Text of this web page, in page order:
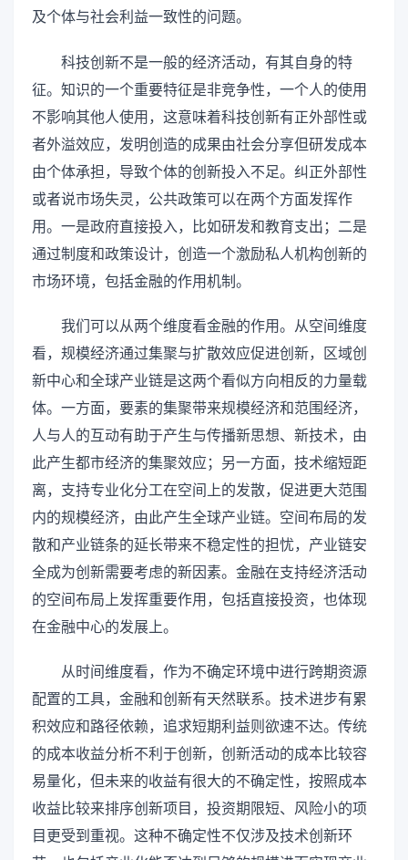
及个体与社会利益一致性的问题。
科技创新不是一般的经济活动，有其自身的特
征。知识的一个重要特征是非竞争性，一个人的使用
不影响其他人使用，这意味着科技创新有正外部性或
者外溢效应，发明创造的成果由社会分享但研发成本
由个体承担，导致个体的创新投入不足。纠正外部性
或者说市场失灵，公共政策可以在两个方面发挥作
用。一是政府直接投入，比如研发和教育支出；二是
通过制度和政策设计，创造一个激励私人机构创新的
市场环境，包括金融的作用机制。
我们可以从两个维度看金融的作用。从空间维度
看，规模经济通过集聚与扩散效应促进创新，区域创
新中心和全球产业链是这两个看似方向相反的力量载
体。一方面，要素的集聚带来规模经济和范围经济，
人与人的互动有助于产生与传播新思想、新技术，由
此产生都市经济的集聚效应；另一方面，技术缩短距
离，支持专业化分工在空间上的发散，促进更大范围
内的规模经济，由此产生全球产业链。空间布局的发
散和产业链条的延长带来不稳定性的担忧，产业链安
全成为创新需要考虑的新因素。金融在支持经济活动
的空间布局上发挥重要作用，包括直接投资，也体现
在金融中心的发展上。
从时间维度看，作为不确定环境中进行跨期资源
配置的工具，金融和创新有天然联系。技术进步有累
积效应和路径依赖，追求短期利益则欲速不达。传统
的成本收益分析不利于创新，创新活动的成本比较容
易量化，但未来的收益有很大的不确定性，按照成本
收益比较来排序创新项目，投资期限短、风险小的项
目更受到重视。这种不确定性不仅涉及技术创新环